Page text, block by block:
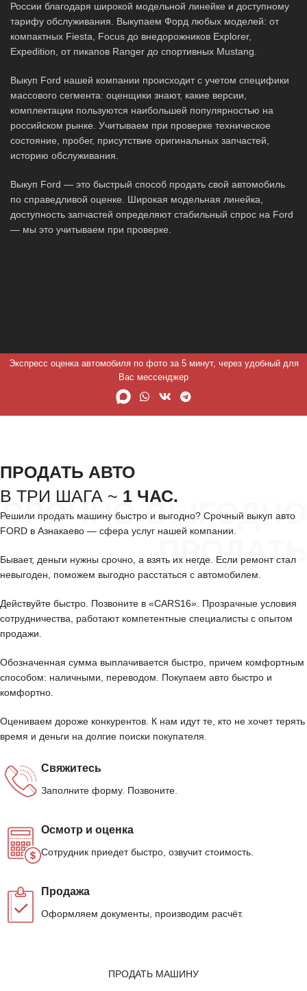
России благодаря широкой модельной линейке и доступному
тарифу обслуживания. Выкупаем Форд любых моделей: от
компактных Fiesta, Focus до внедорожников Explorer,
Expedition, от пикапов Ranger до спортивных Mustang.
Выкуп Ford нашей компании происходит с учетом специфики
массового сегмента: оценщики знают, какие версии,
комплектации пользуются наибольшей популярностью на
российском рынке. Учитываем при проверке техническое
состояние, пробег, присутствие оригинальных запчастей,
историю обслуживания.
Выкуп Ford — это быстрый способ продать свой автомобиль
по справедливой оценке. Широкая модельная линейка,
доступность запчастей определяют стабильный спрос на Ford
— мы это учитываем при проверке.
Экспресс оценка автомобиля по фото за 5 минут, через удобный для
Вас мессенджер
СРОЧНО ВЫГОДНО
ПРОДАТЬ
ПРОДАТЬ АВТО
В ТРИ ШАГА ~ 1 ЧАС.
Решили продать машину быстро и выгодно? Срочный выкуп авто
FORD в Азнакаево — сфера услуг нашей компании.
Бывает, деньги нужны срочно, а взять их негде. Если ремонт стал
невыгоден, поможем выгодно расстаться с автомобилем.
Действуйте быстро. Позвоните в «CARS16». Прозрачные условия
сотрудничества, работают компетентные специалисты с опытом
продажи.
Обозначенная сумма выплачивается быстро, причем комфортным
способом: наличными, переводом. Покупаем авто быстро и
комфортно.
Оцениваем дороже конкурентов. К нам идут те, кто не хочет терять
время и деньги на долгие поиски покупателя.
Свяжитесь
Заполните форму. Позвоните.
Осмотр и оценка
Сотрудник приедет быстро, озвучит стоимость.
Продажа
Оформляем документы, производим расчёт.
ПРОДАТЬ МАШИНУ